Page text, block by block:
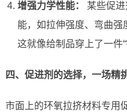
增强力学性能：
某些促
能，如拉伸强度、弯曲强
这就像给制品穿上了一件
四、促进剂的选择，一场精
市面上的环氧拉挤材料专用